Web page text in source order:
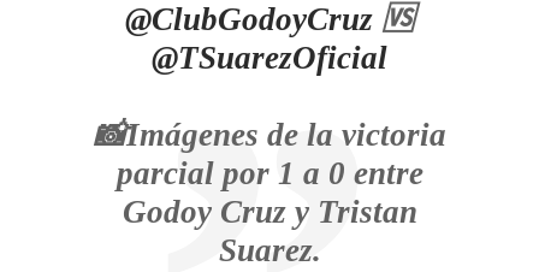
@ClubGodoyCruz 🆚
@TSuarezOficial
📸Imágenes de la victoria
parcial por 1 a 0 entre
Godoy Cruz y Tristan
Suarez.